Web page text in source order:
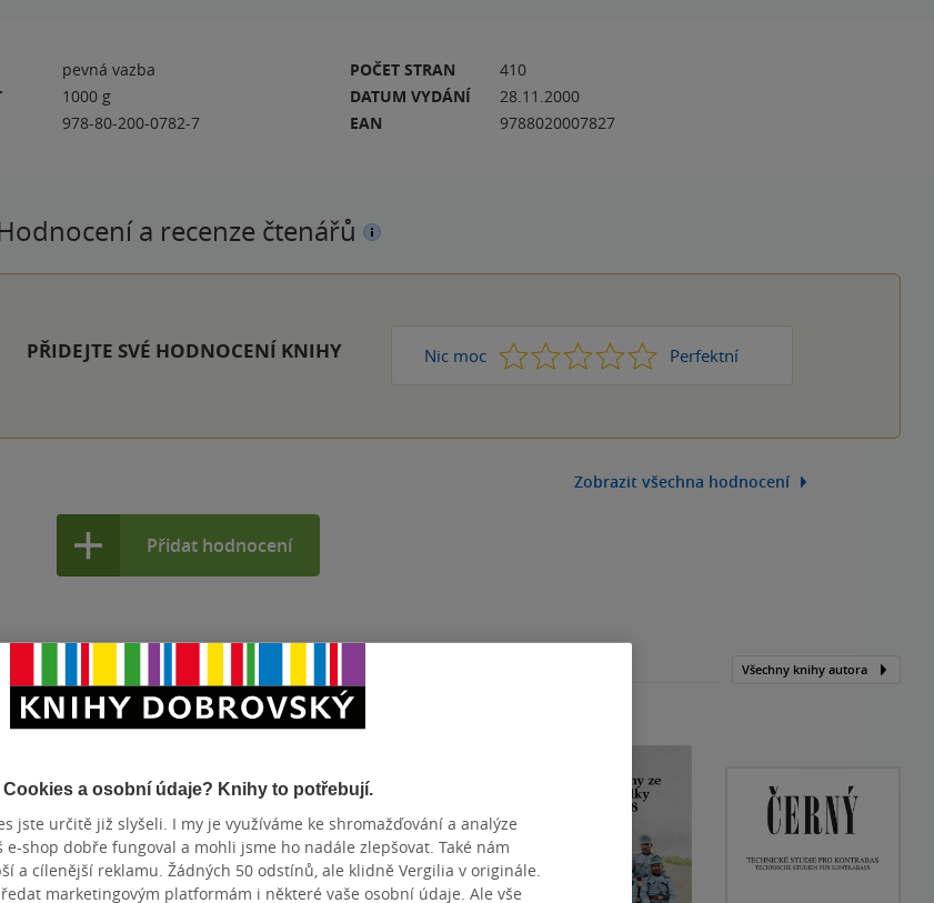
pevná vazba
1000 g
978-80-200-0782-7
POČET STRAN
410
DATUM VYDÁNÍ
28.11.2000
EAN
9788020007827
a recenze čtenářů
PŘIDEJTE SVÉ HODNOCENÍ KNIHY Nic moc 1 2 3 4 Perfektní
5
Zobrazit všechna hodnocení
Přidat hodnocení
Všechny knihy autora
Cookies a osobní údaje? Knihy to potřebují.
jste určitě již slyšeli. I my je využíváme ke shromažďování a analýze
e-shop dobře fungoval a mohli jsme ho nadále zlepšovat. Také nám
a cílenější reklamu. Žádných 50 odstínů, ale klidně Vergilia v originále.
marketingovým platformám i některé vaše osobní údaje. Ale vše